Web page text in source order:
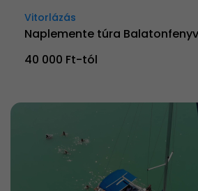
Vitorlázás
Naplemente túra
40 000 Ft-tól